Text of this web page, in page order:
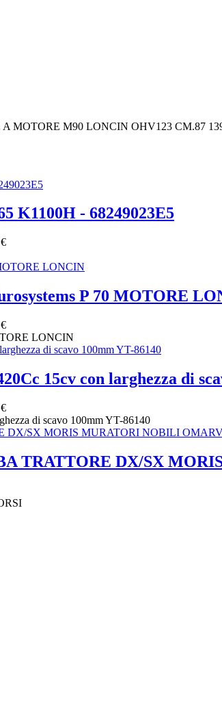
MOTORE M90 LONCIN OHV123 CM.87
K1100H - 68249023E5
P 70 MOTORE
LONCIN
15cv con larghezza di
di scavo 100mm YT-86140
TRATTORE DX/SX